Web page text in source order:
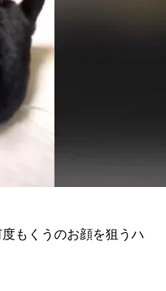
もくうのお顔を狙うハ